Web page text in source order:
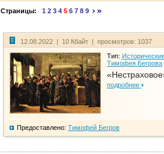
Страницы: 1 2 3 4 5 6 7 8 9
12.08.2022 | 10 Кбайт | просмотров: 1037
Тип:
Тимофея Бегрова
подробнее
Предоставлено: Тимофей Бегров